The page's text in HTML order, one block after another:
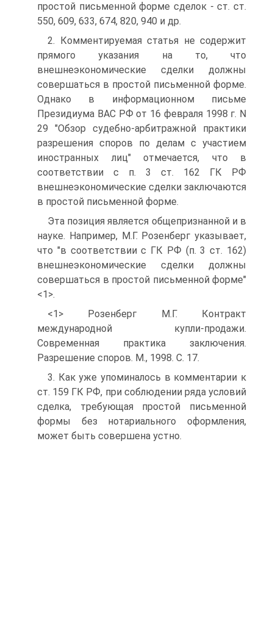
простой письменной форме сделок - ст. ст.
550, 609, 633, 674, 820, 940 и др.
2. Комментируемая статья не содержит
прямого указания на то, что
внешнеэкономические сделки должны
совершаться в простой письменной форме.
Однако в информационном письме
Президиума ВАС РФ от 16 февраля 1998 г. N
29 "Обзор судебно-арбитражной практики
разрешения споров по делам с участием
иностранных лиц" отмечается, что в
соответствии с п. 3 ст. 162 ГК РФ
внешнеэкономические сделки заключаются
в простой письменной форме.
Эта позиция является общепризнанной и в
науке. Например, М.Г. Розенберг указывает,
что "в соответствии с ГК РФ (п. 3 ст. 162)
внешнеэкономические сделки должны
совершаться в простой письменной форме"
<1>.
<1> Розенберг М.Г. Контракт
международной купли-продажи.
Современная практика заключения.
Разрешение споров. М., 1998. С. 17.
3. Как уже упоминалось в комментарии к
ст. 159 ГК РФ, при соблюдении ряда условий
сделка, требующая простой письменной
формы без нотариального оформления,
может быть совершена устно.